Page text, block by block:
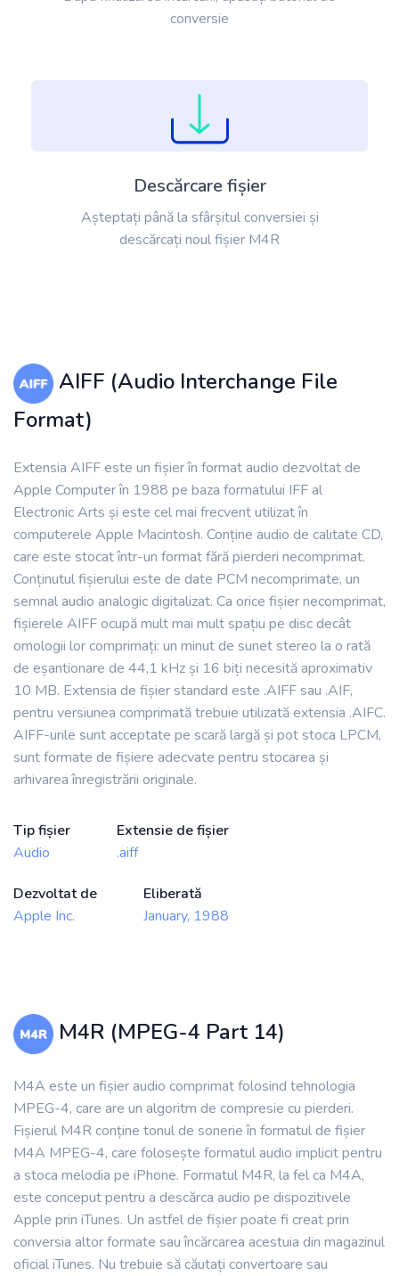
conversie
Descărcare fișier
Așteptați până la sfârșitul conversiei și
descărcați noul fișier M4R
AIFF (Audio Interchange File
Format)
Extensia AIFF este un fișier în format audio dezvoltat de
Apple Computer în 1988 pe baza formatului IFF al
Electronic Arts și este cel mai frecvent utilizat în
computerele Apple Macintosh. Conține audio de calitate CD,
care este stocat într-un format fără pierderi necomprimat.
Conținutul fișierului este de date PCM necomprimate, un
semnal audio analogic digitalizat. Ca orice fișier necomprimat,
fișierele AIFF ocupă mult mai mult spațiu pe disc decât
omologii lor comprimați: un minut de sunet stereo la o rată
de eșantionare de 44,1 kHz și 16 biți necesită aproximativ
10 MB. Extensia de fișier standard este .AIFF sau .AIF,
pentru versiunea comprimată trebuie utilizată extensia .AIFC.
AIFF-urile sunt acceptate pe scară largă și pot stoca LPCM,
sunt formate de fișiere adecvate pentru stocarea și
arhivarea înregistrării originale.
Tip fișier
Audio
Extensie de fișier
.aiff
Dezvoltat de
Apple Inc.
Eliberată
January, 1988
M4R (MPEG-4 Part 14)
M4A este un fișier audio comprimat folosind tehnologia
MPEG-4, care are un algoritm de compresie cu pierderi.
Fișierul M4R conține tonul de sonerie în formatul de fișier
M4A MPEG-4, care folosește formatul audio implicit pentru
a stoca melodia pe iPhone. Formatul M4R, la fel ca M4A,
este conceput pentru a descărca audio pe dispozitivele
Apple prin iTunes. Un astfel de fișier poate fi creat prin
conversia altor formate sau încărcarea acestuia din magazinul
oficial iTunes. Nu trebuie să căutați convertoare sau